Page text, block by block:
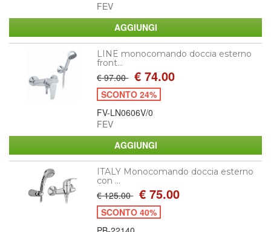
FEV
LINE monocomando doccia esterno
front...
€ 97.00 € 74.00
SCONTO 24%
FV-LN0606V/0
FEV
ITALY Monocomando doccia esterno
con ...
€ 125.00 € 75.00
SCONTO 40%